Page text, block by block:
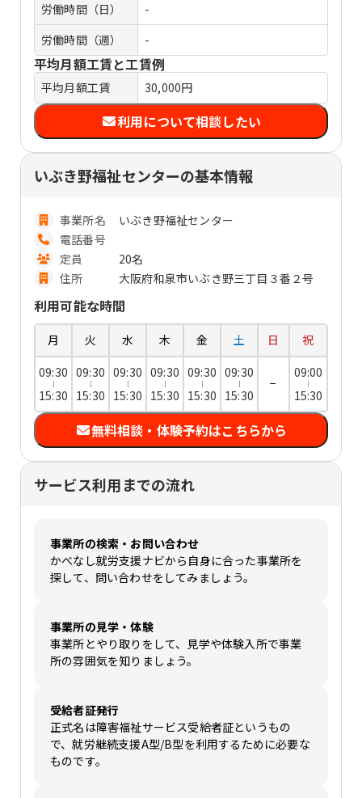
労働時間（日）
-
労働時間（週）
-
平均月額工賃と工賃例
平均月額工賃 30,000円
利用について相談したい
いぶき野福祉センターの基本情報
事業所名
いぶき野福祉センター
電話番号
定員
20名
住所
大阪府和泉市いぶき野三丁目３番２号
利用可能な時間
月 火 水 木 金 土 日
祝
09:30
15:30
09:30
15:30
09:30
15:30
09:30
15:30
09:30
15:30
09:30
15:30
−
09:00
15:30
無料相談・体験予約はこちらから
サービス利用までの流れ
事業所の検索・お問い合わせ
かべなし就労支援ナビから自身に合った事業所を
探して、問い合わせをしてみましょう。
事業所の見学・体験
事業所とやり取りをして、見学や体験入所で事業
所の雰囲気を知りましょう。
受給者証発行
正式名は障害福祉サービス受給者証というもの
で、就労継続支援A型/B型を利用するために必要な
ものです。